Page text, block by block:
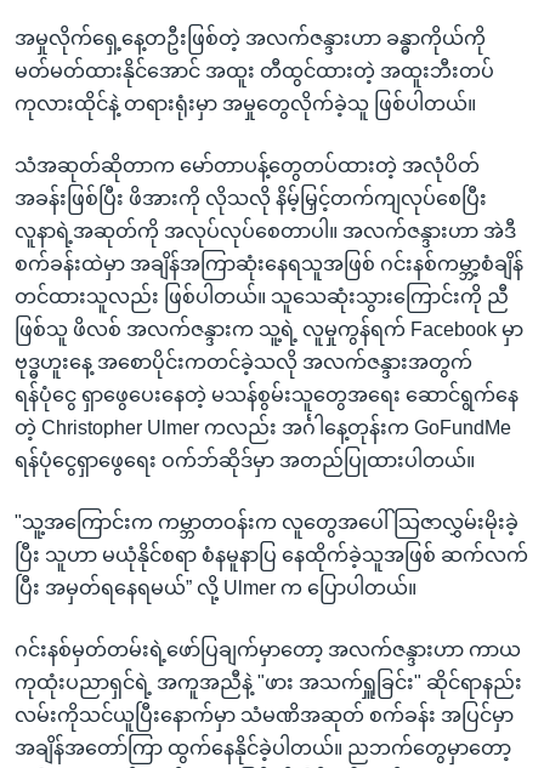
အမှုလိုက်ရှေ့နေ့တဦးဖြစ်တဲ့ အလက်ဇန္ဒားဟာ ခန္ဓာကိုယ်ကို
မတ်မတ်ထားနိုင်အောင် အထူး တီထွင်ထားတဲ့ အထူးဘီးတပ်
ကုလားထိုင်နဲ့ တရားရုံးမှာ အမှုတွေလိုက်ခဲ့သူ ဖြစ်ပါတယ်။
သံအဆုတ်ဆိုတာက မော်တာပန့်တွေတပ်ထားတဲ့ အလုံပိတ်
အခန်းဖြစ်ပြီး ဖိအားကို လိုသလို နိမ့်မြှင့်တက်ကျလုပ်စေပြီး
လူနာရဲ့အဆုတ်ကို အလုပ်လုပ်စေတာပါ။ အလက်ဇန္ဒားဟာ အဲဒီ
စက်ခန်းထဲမှာ အချိန်အကြာဆုံးနေရသူအဖြစ် ဂင်းနစ်ကမ္ဘာ့စံချိန်
တင်ထားသူလည်း ဖြစ်ပါတယ်။ သူသေဆုံးသွားကြောင်းကို ညီ
ဖြစ်သူ ဖိလစ် အလက်ဇန္ဒားက သူ့ရဲ့ လူမှုကွန်ရက် Facebook မှာ
ဗုဒ္ဓဟူးနေ့ အစောပိုင်းကတင်ခဲ့သလို အလက်ဇန္ဒားအတွက်
ရန်ပုံငွေ ရှာဖွေပေးနေတဲ့ မသန်စွမ်းသူတွေအရေး ဆောင်ရွက်နေ
တဲ့ Christopher Ulmer ကလည်း အင်္ဂါနေ့တုန်းက GoFundMe
ရန်ပုံငွေရှာဖွေရေး ဝက်ဘ်ဆိုဒ်မှာ အတည်ပြုထားပါတယ်။
"သူ့အကြောင်းက ကမ္ဘာတဝန်းက လူတွေအပေါ် သြဇာလွှမ်းမိုးခဲ့
ပြီး သူဟာ မယုံနိုင်စရာ စံနမူနာပြ နေထိုက်ခဲ့သူအဖြစ် ဆက်လက်
ပြီး အမှတ်ရနေရမယ်” လို့ Ulmer က ပြောပါတယ်။
ဂင်းနစ်မှတ်တမ်းရဲ့ဖော်ပြချက်မှာတော့ အလက်ဇန္ဒားဟာ ကာယ
ကုထုံးပညာရှင်ရဲ့ အကူအညီနဲ့ "ဖား အသက်ရှူခြင်း" ဆိုင်ရာနည်း
လမ်းကိုသင်ယူပြီးနောက်မှာ သံမဏိအဆုတ် စက်ခန်း အပြင်မှာ
အချိန်အတော်ကြာ ထွက်နေနိုင်ခဲ့ပါတယ်။ ညဘက်တွေမှာတော့